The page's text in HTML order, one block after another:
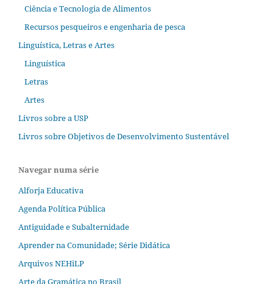
Ciência e Tecnologia de Alimentos
Recursos pesqueiros e engenharia de pesca
Linguística, Letras e Artes
Linguística
Letras
Artes
Livros sobre a USP
Livros sobre Objetivos de Desenvolvimento Sustentável
Navegar numa série
Alforja Educativa
Agenda Política Pública
Antiguidade e Subalternidade
Aprender na Comunidade; Série Didática
Arquivos NEHiLP
Arte da Gramática no Brasil